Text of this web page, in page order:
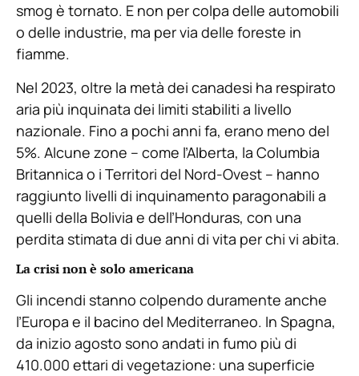
smog è tornato. E non per colpa delle automobili
o delle industrie, ma per via delle foreste in
fiamme.
Nel 2023, oltre la metà dei canadesi ha respirato
aria più inquinata dei limiti stabiliti a livello
nazionale. Fino a pochi anni fa, erano meno del
5%. Alcune zone – come l’Alberta, la Columbia
Britannica o i Territori del Nord-Ovest – hanno
raggiunto livelli di inquinamento paragonabili a
quelli della Bolivia e dell’Honduras, con una
perdita stimata di due anni di vita per chi vi abita.
La crisi non è solo americana
Gli incendi stanno colpendo duramente anche
l’Europa e il bacino del Mediterraneo. In Spagna,
da inizio agosto sono andati in fumo più di
410.000 ettari di vegetazione: una superficie